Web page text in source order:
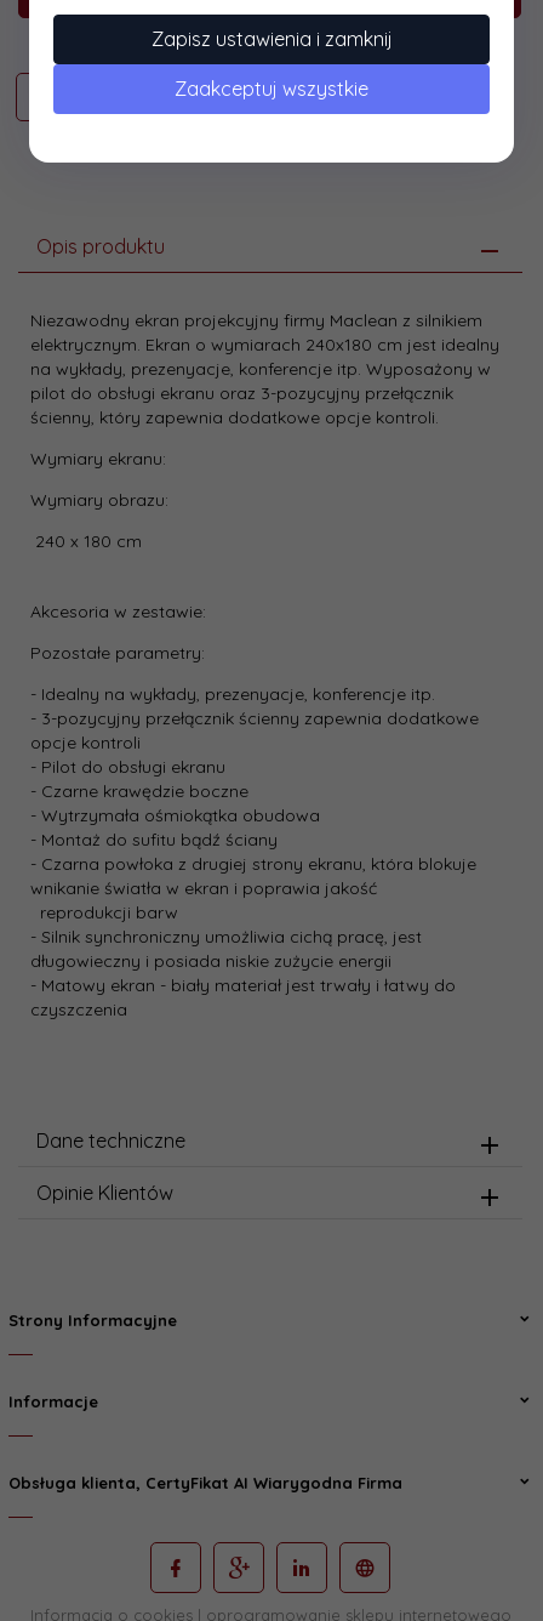
Opis produktu
Niezawodny ekran projekcyjny firmy Maclean z silnikiem
elektrycznym. Ekran o wymiarach 240x180 cm jest idealny
na wykłady, prezenyacje, konferencje itp. Wyposażony w
pilot do obsługi ekranu oraz 3-pozycyjny przełącznik
ścienny, który zapewnia dodatkowe opcje kontroli.
Wymiary ekranu:
Wymiary obrazu:
240 x 180 cm
Akcesoria w zestawie:
Pozostałe parametry:
- Idealny na wykłady, prezenyacje, konferencje itp.
- 3-pozycyjny przełącznik ścienny zapewnia dodatkowe
opcje kontroli
- Pilot do obsługi ekranu
- Czarne krawędzie boczne
- Wytrzymała ośmiokątka obudowa
- Montaż do sufitu bądź ściany
- Czarna powłoka z drugiej strony ekranu, która blokuje
wnikanie światła w ekran i poprawia jakość
reprodukcji barw
- Silnik synchroniczny umożliwia cichą pracę, jest
długowieczny i posiada niskie zużycie energii
- Matowy ekran - biały materiał jest trwały i łatwy do
czyszczenia
Dane techniczne
Opinie Klientów
Strony Informacyjne
Informacje
Obsługa klienta, CertyFikat AI Wiarygodna Firma
Informacja o cookies| oprogramowanie sklepu internetowego
Zapisz ustawienia i zamknij
Zaakceptuj wszystkie